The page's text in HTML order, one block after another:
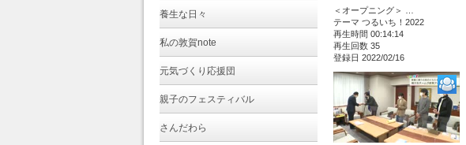
養生な日々
私の敦賀note
元気づくり応援団
親子のフェスティバル
さんだわら
＜オープニング＞ …
テーマ つるいち！2022
再生時間 00:14:14
再生回数 35
登録日 2022/02/16